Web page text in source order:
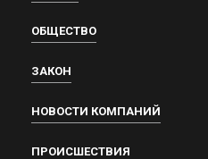
ОБЩЕСТВО
ЗАКОН
НОВОСТИ КОМПАНИЙ
ПРОИСШЕСТВИЯ